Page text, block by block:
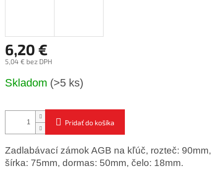
6,20 €
5,04 € bez DPH
cena:
Skladom (>5 ks)
Pridať do košíka
Zadlabávací zámok AGB na kľúč, rozteč: 90mm,
šírka: 75mm, dormas: 50mm, čelo: 18mm.